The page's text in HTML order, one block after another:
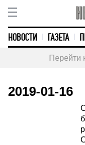
НОВОСТИ ГАЗЕТА
Перейти
2019-01-16